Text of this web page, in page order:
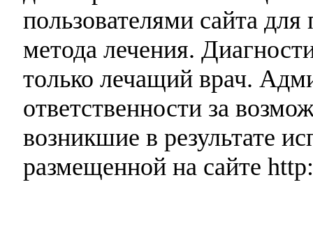
пользователями сайта
метода лечения.
только лечащий врач.
ответственности за
возникшие в результате
размещенной на сайте